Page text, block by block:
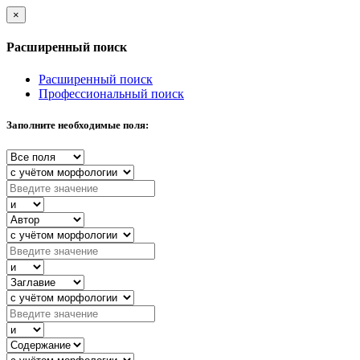
×
Расширенный поиск
Расширенный поиск
Профессиональный поиск
Заполните необходимые поля: